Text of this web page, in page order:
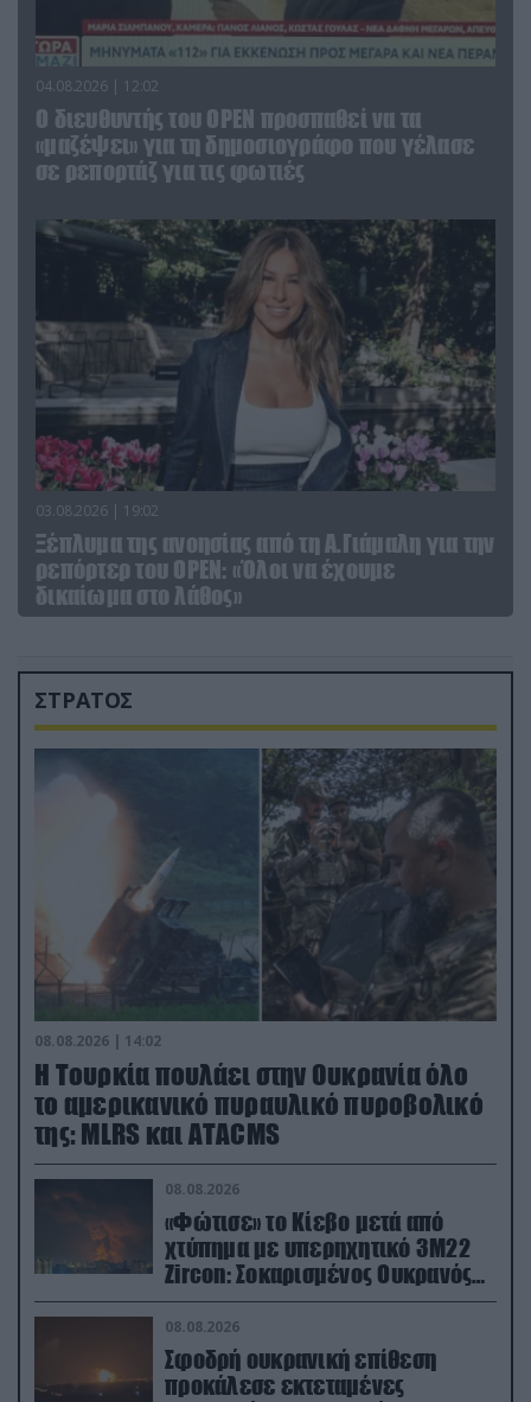
04.08.2026 | 12:02
O διευθυντής του OPEN προσπαθεί να τα
«μαζέψει» για τη δημοσιογράφο που γέλασε
σε ρεπορτάζ για τις φωτιές
03.08.2026 | 19:02
Ξέπλυμα της ανοησίας από τη Α.Γιάμαλη για την
ρεπόρτερ του ΟΡΕΝ: «Όλοι να έχουμε
δικαίωμα στο λάθος»
ΣΤΡΑΤΟΣ
08.08.2026 | 14:02
Η Τουρκία πουλάει στην Ουκρανία όλο
το αμερικανικό πυραυλικό πυροβολικό
της: MLRS και ΑΤΑCMS
08.08.2026
«Φώτισε» το Κίεβο μετά από
χτύπημα με υπερηχητικό 3M22
Zircon: Σοκαρισμένος Ουκρανός
κατέγραψε τη στιγμή (βίντεο)
08.08.2026
Σφοδρή ουκρανική επίθεση
προκάλεσε εκτεταμένες